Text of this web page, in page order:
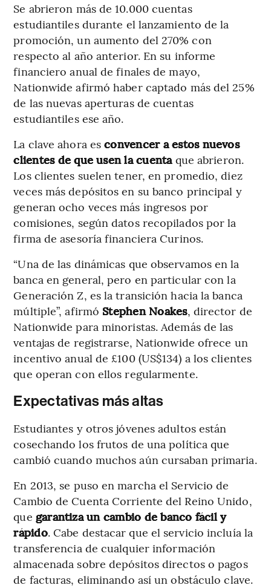
Se abrieron más de 10.000 cuentas
estudiantiles durante el lanzamiento de la
promoción, un aumento del 270% con
respecto al año anterior. En su informe
financiero anual de finales de mayo,
Nationwide afirmó haber captado más del 25%
de las nuevas aperturas de cuentas
estudiantiles ese año.
La clave ahora esconvencer a estos nuevos
clientes de que usen la cuentaque abrieron.
Los clientes suelen tener, en promedio, diez
veces más depósitos en su banco principal y
generan ocho veces más ingresos por
comisiones, según datos recopilados por la
firma de asesoría financiera Curinos.
“Una de las dinámicas que observamos en la
banca en general, pero en particular con la
Generación Z, es la transición hacia la banca
múltiple”, afirmó Stephen Noakes, director de
Nationwide para minoristas. Además de las
ventajas de registrarse, Nationwide ofrece un
incentivo anual de £100 (US$134) a los clientes
que operan con ellos regularmente.
Expectativas más altas
Estudiantes y otros jóvenes adultos están
cosechando los frutos de una política que
cambió cuando muchos aún cursaban primaria.
En 2013, se puso en marcha el Servicio de
Cambio de Cuenta Corriente del Reino Unido,
que garantiza un cambio de banco fácil y
rápido. Cabe destacar que el servicio incluía la
transferencia de cualquier información
almacenada sobre depósitos directos o pagos
de facturas, eliminando así un obstáculo clave.